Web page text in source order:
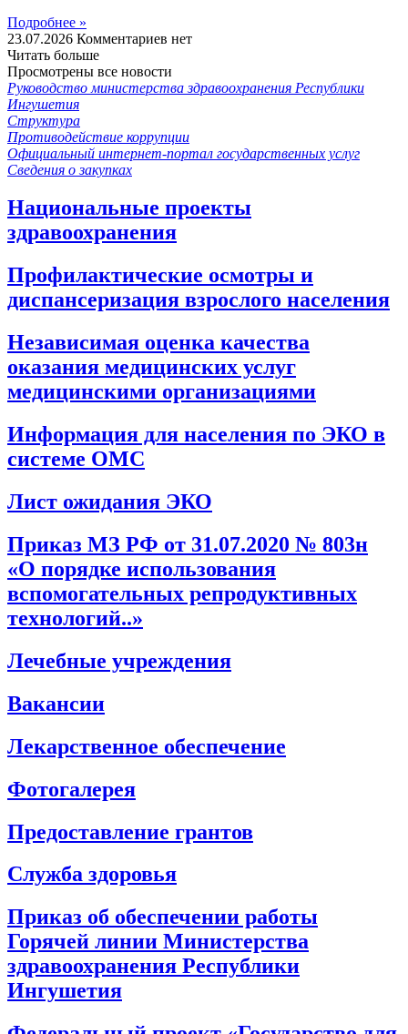
Подробнее »
23.07.2026 Комментариев нет
Читать больше
Просмотрены все новости
Руководство министерства здравоохранения Республики
Ингушетия
Структура
Противодействие коррупции
Официальный интернет-портал государственных услуг
Сведения о закупках
Национальные проекты
здравоохранения
Профилактические осмотры и
диспансеризация взрослого населения
Независимая оценка качества
оказания медицинских услуг
медицинскими организациями
Информация для населения по ЭКО в
системе ОМС
Лист ожидания ЭКО
Приказ МЗ РФ от 31.07.2020 № 803н
«О порядке использования
вспомогательных репродуктивных
технологий..»
Лечебные учреждения
Вакансии
Лекарственное обеспечение
Фотогалерея
Предоставление грантов
Служба здоровья
Приказ об обеспечении работы
Горячей линии Министерства
здравоохранения Республики
Ингушетия